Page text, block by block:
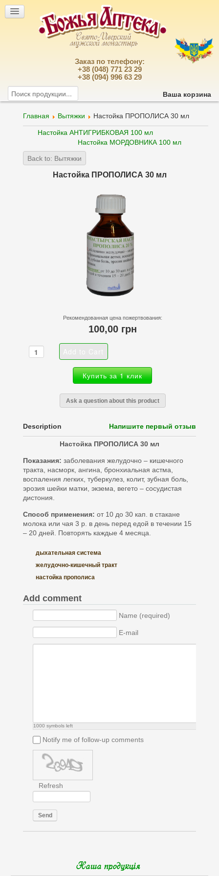
Заказ по телефону:
+38 (048) 771 23 29
+38 (094) 996 63 29
Ваша корзина
Главная Вытяжки Настойка ПРОПОЛИСА 30 мл
Настойка АНТИГРИБКОВАЯ 100 мл
Настойка МОРДОВНИКА 100 мл
Back to: Вытяжки
Настойка ПРОПОЛИСА 30 мл
Рекомендованная цена пожертвования:
100,00 грн
Купить за 1 клик
Ask a question about this product
Description Напишите первый отзыв
Настойка ПРОПОЛИСА 30 мл
Показания: заболевания желудочно – кишечного
тракта, насморк, ангина, бронхиальная астма,
воспаления легких, туберкулез, колит, зубная боль,
эрозия шейки матки, экзема, вегето – сосудистая
дистония.
Способ применения: от 10 до 30 кап. в стакане
молока или чая 3 р. в день перед едой в течении 15
– 20 дней. Повторять каждые 4 месяца.
дыхательная система
желудочно-кишечный тракт
настойка прополиса
Add comment
Name (required)
E-mail
1000 symbols left
Notify me of follow-up comments
Refresh
Send
Наша продукція